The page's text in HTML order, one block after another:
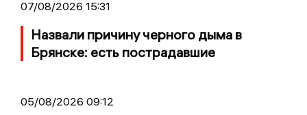
07/08/2026 15:31
Назвали причину черного дыма в
Брянске: есть пострадавшие
05/08/2026 09:12